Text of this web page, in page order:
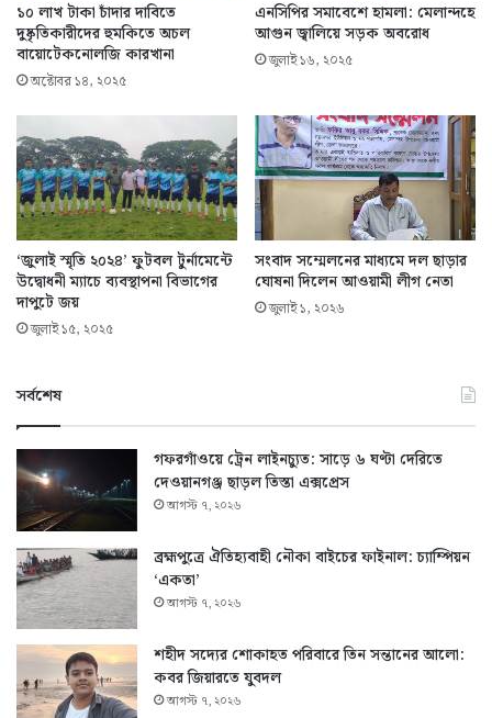
১০ লাখ টাকা চাঁদার দাবিতে
দুষ্কৃতিকারীদের হুমকিতে অচল
বায়োটেকনোলজি কারখানা
অক্টোবর ১৪, ২০২৫
এনসিপির সমাবেশে হামলা: মেলান্দহে
আগুন জ্বালিয়ে সড়ক অবরোধ
জুলাই ১৬, ২০২৫
‘জুলাই স্মৃতি ২০২৪’ ফুটবল টুর্নামেন্টে
উদ্বোধনী ম্যাচে ব্যবস্থাপনা বিভাগের
দাপুটে জয়
জুলাই ১৫, ২০২৫
সংবাদ সম্মেলনের মাধ্যমে দল ছাড়ার
ঘোষনা দিলেন আওয়ামী লীগ নেতা
জুলাই ১, ২০২৬
সর্বশেষ
গফরগাঁওয়ে ট্রেন লাইনচ্যুত: সাড়ে ৬ ঘণ্টা দেরিতে
দেওয়ানগঞ্জ ছাড়ল তিস্তা এক্সপ্রেস
আগস্ট ৭, ২০২৬
ব্রহ্মপুত্রে ঐতিহ্যবাহী নৌকা বাইচের ফাইনাল: চ্যাম্পিয়ন
‘একতা’
আগস্ট ৭, ২০২৬
শহীদ সদ্যের শোকাহত পরিবারে তিন সন্তানের আলো:
কবর জিয়ারতে যুবদল
আগস্ট ৭, ২০২৬